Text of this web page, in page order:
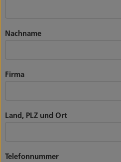
Nachname
Firma
Land, PLZ und Ort
Telefonnummer